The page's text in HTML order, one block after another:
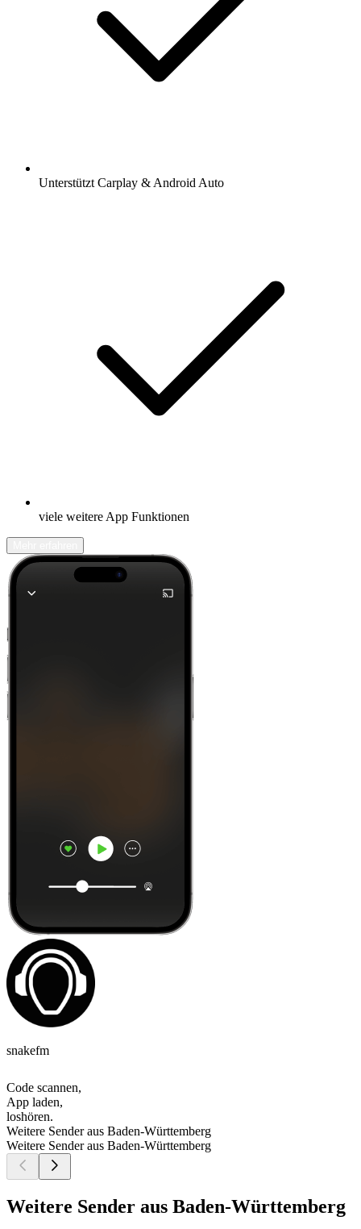
Unterstützt Carplay & Android Auto
viele weitere App Funktionen
snakefm
Code scannen,
App laden,
loshören.
Weitere Sender aus Baden-Württemberg
Weitere Sender aus Baden-Württemberg
Weitere Sender aus Baden-Württemberg